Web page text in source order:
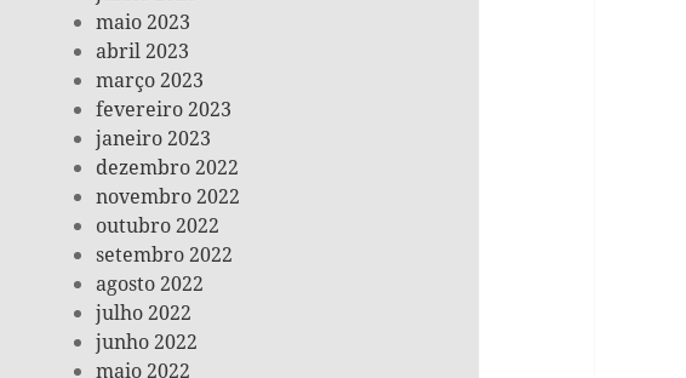
maio 2023
abril 2023
março 2023
fevereiro 2023
janeiro 2023
dezembro 2022
novembro 2022
outubro 2022
setembro 2022
agosto 2022
julho 2022
junho 2022
maio 2022